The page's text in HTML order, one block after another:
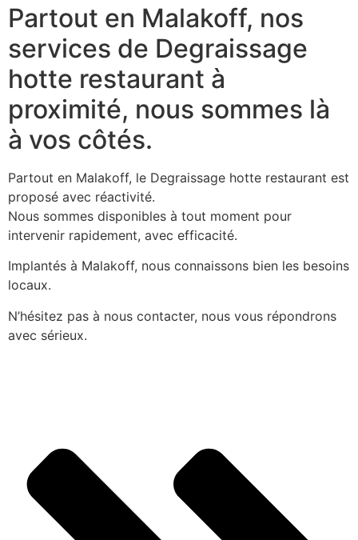
Partout en Malakoff, nos
services de Degraissage
hotte restaurant à
proximité, nous sommes là
à vos côtés.
Partout en Malakoff, le Degraissage hotte restaurant est
proposé avec réactivité.
Nous sommes disponibles à tout moment pour
intervenir rapidement, avec efficacité.
Implantés à Malakoff, nous connaissons bien les besoins
locaux.
N’hésitez pas à nous contacter, nous vous répondrons
avec sérieux.